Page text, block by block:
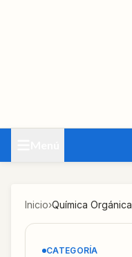
Inicio›Química Orgánica
CATEGORÍA